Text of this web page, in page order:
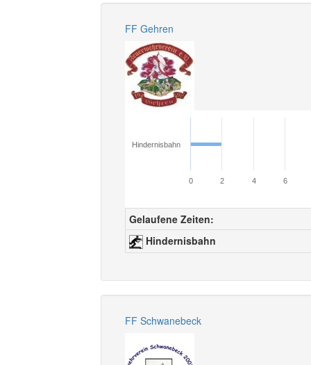
FF Gehren
Hindernisbahn
0 2 4 6
Gelaufene Zeiten:
Hindernisbahn
FF Schwanebeck